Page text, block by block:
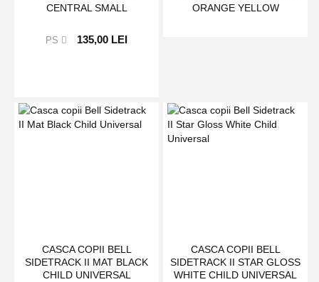
CENTRAL SMALL
PS 135,00 LEI
ORANGE YELLOW
CASCA COPII BELL
SIDETRACK II MAT BLACK
CHILD UNIVERSAL
CASCA COPII BELL
SIDETRACK II STAR GLOSS
WHITE CHILD UNIVERSAL